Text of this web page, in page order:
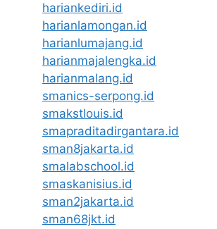
hariankediri.id
harianlamongan.id
harianlumajang.id
harianmajalengka.id
harianmalang.id
smanics-serpong.id
smakstlouis.id
smapraditadirgantara.id
sman8jakarta.id
smalabschool.id
smaskanisius.id
sman2jakarta.id
sman68jkt.id